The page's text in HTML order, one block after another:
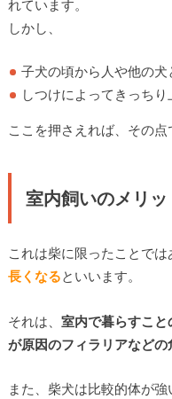
れています。
しかし、
子犬の頃から人や他の
しつけによってきっち
ここを押さえれば、その点
室内飼いのメリッ
これは柴に限ったことでは
長くなるといいます。
それは、 室内で暮らすこ
が原因のフィラリアなどの
また、柴犬は比較的体が強